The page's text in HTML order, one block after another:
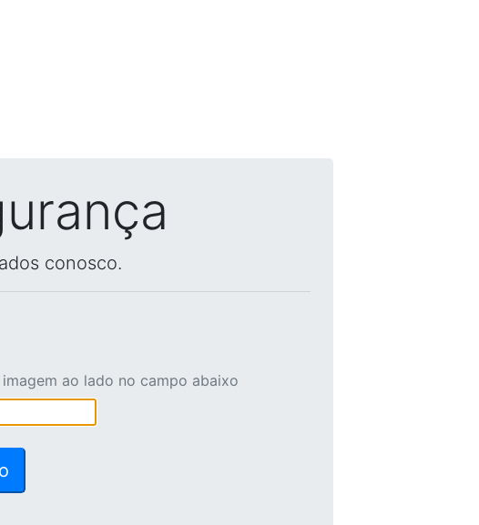
conosco.
ao lado no campo abaixo